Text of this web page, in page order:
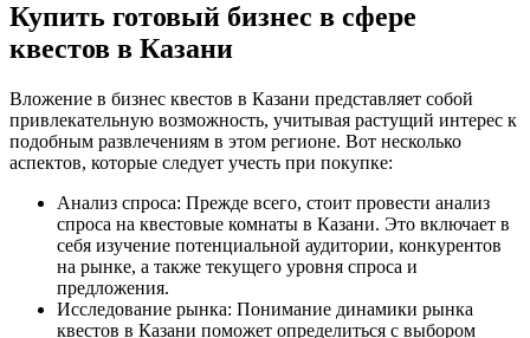
Купить готовый бизнес в сфере
квестов в Казани
Вложение в бизнес квестов в Казани представляет собой
привлекательную возможность, учитывая растущий интерес к
подобным развлечениям в этом регионе. Вот несколько
аспектов, которые следует учесть при покупке:
Анализ спроса: Прежде всего, стоит провести анализ
спроса на квестовые комнаты в Казани. Это включает в
себя изучение потенциальной аудитории, конкурентов
на рынке, а также текущего уровня спроса и
предложения.
Исследование рынка: Понимание динамики рынка
квестов в Казани поможет определиться с выбором